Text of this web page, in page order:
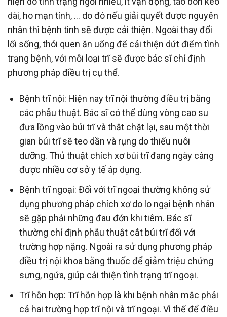
dài, ho mạn tính, … do đó nếu giải quyết được nguyên
nhân thì bệnh tình sẽ được cải thiện. Ngoài thay đổi
lối sống, thói quen ăn uống để cải thiện dứt điểm tình
trạng bệnh, với mỗi loại trĩ sẽ được bác sĩ chỉ định
phương pháp điều trị cụ thể.
Bệnh trĩ nội: Hiện nay trĩ nội thường điều trị bằng
các phẫu thuật. Bác sĩ có thể dùng vòng cao su
đưa lồng vào búi trĩ và thắt chặt lại, sau một thời
gian búi trĩ sẽ teo dần và rụng do thiếu nuôi
dưỡng. Thủ thuật chích xơ búi trĩ đang ngày càng
được nhiều cơ sở y tế áp dụng.
Bệnh trĩ ngoại: Đối với trĩ ngoại thường không sử
dụng phương pháp chích xơ do lo ngại bệnh nhân
sẽ gặp phải những đau đớn khi tiêm. Bác sĩ
thường chỉ định phẫu thuật cắt búi trĩ đối với
trường hợp nặng. Ngoài ra sử dụng phương pháp
điều trị nội khoa bằng thuốc để giảm triệu chứng
sưng, ngứa, giúp cải thiện tình trạng trĩ ngoại.
Trĩ hỗn hợp: Trĩ hỗn hợp là khi bệnh nhân mắc phải
cả hai trường hợp trĩ nội và trĩ ngoại. Vì thế để điều